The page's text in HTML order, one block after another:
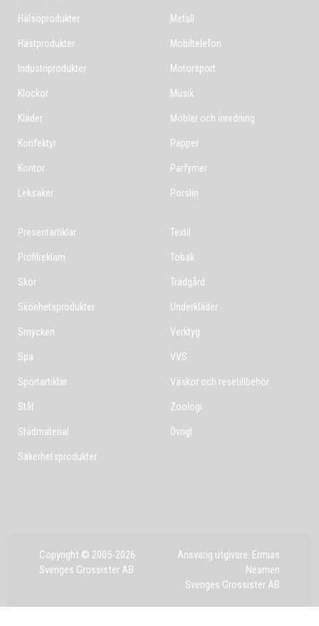
Hälsoprodukter
Hästprodukter
Industriprodukter
Klockor
Kläder
Konfektyr
Kontor
Leksaker
Metall
Mobiltelefon
Motorsport
Musik
Möbler och inredning
Papper
Parfymer
Porslin
Presentartiklar
Profilreklam
Skor
Skönhetsprodukter
Smycken
Spa
Sportartiklar
Stål
Städmaterial
Säkerhetsprodukter
Textil
Tobak
Trädgård
Underkläder
Verktyg
VVS
Väskor och resetillbehör
Zoologi
Övrigt
Copyright © 2005-2026
Sveriges Grossister AB
Ansvarig utgivare: Ermias
Neamen
Sveriges Grossister AB